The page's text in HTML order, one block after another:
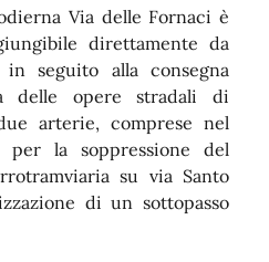
Via delle Fornaci è
direttamente da
seguito alla consegna
delle opere stradali di
arterie, comprese nel
per la soppressione del
su via Santo
di un sottopasso